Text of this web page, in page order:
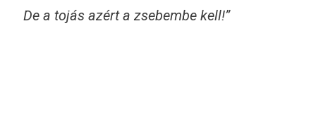
De a tojás azért a zsebembe kell!”